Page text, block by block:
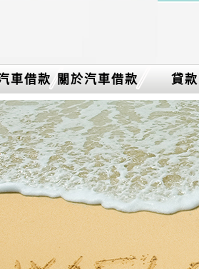
車借款 關於汽車借款 貸款